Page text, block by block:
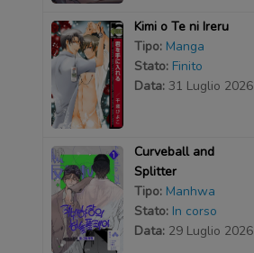
Kimi o Te ni Ireru
Tipo: Manga
Stato: Finito
Data: 31 Luglio 2026
Curveball and
Splitter
Tipo: Manhwa
Stato: In corso
Data: 29 Luglio 2026